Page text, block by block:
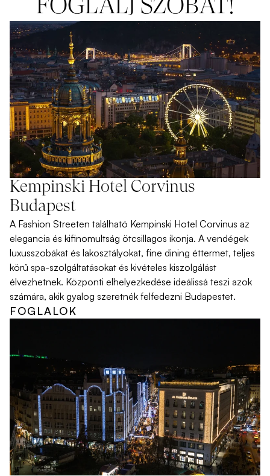
FOGLALJ SZOBÁT!
Kempinski Hotel Corvinus
Budapest
A Fashion Streeten található Kempinski Hotel Corvinus az
elegancia és kifinomultság ötcsillagos ikonja. A vendégek
luxusszobákat és lakosztályokat, fine dining éttermet, teljes
körű spa-szolgáltatásokat és kivételes kiszolgálást
élvezhetnek. Központi elhelyezkedése ideálissá teszi azok
számára, akik gyalog szeretnék felfedezni Budapestet.
FOGLALOK